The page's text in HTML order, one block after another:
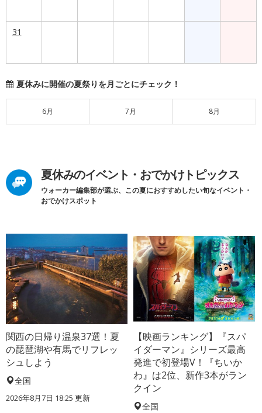
31
夏休みに開催の夏祭りを月ごとにチェック！
6月 7月 8月
夏休みのイベント・おでかけトピックス
ウォーカー編集部が選ぶ、この夏におすすめしたい旬なイベント・
おでかけスポット
関西の日帰り温泉37選！夏
の琵琶湖や有馬でリフレッ
シュしよう
全国
2026年8月7日 18:25 更新
【映画ランキング】『スパ
イダーマン』シリーズ最高
発進で初登場V！『ちいか
わ』は2位、新作3本がラン
クイン
全国